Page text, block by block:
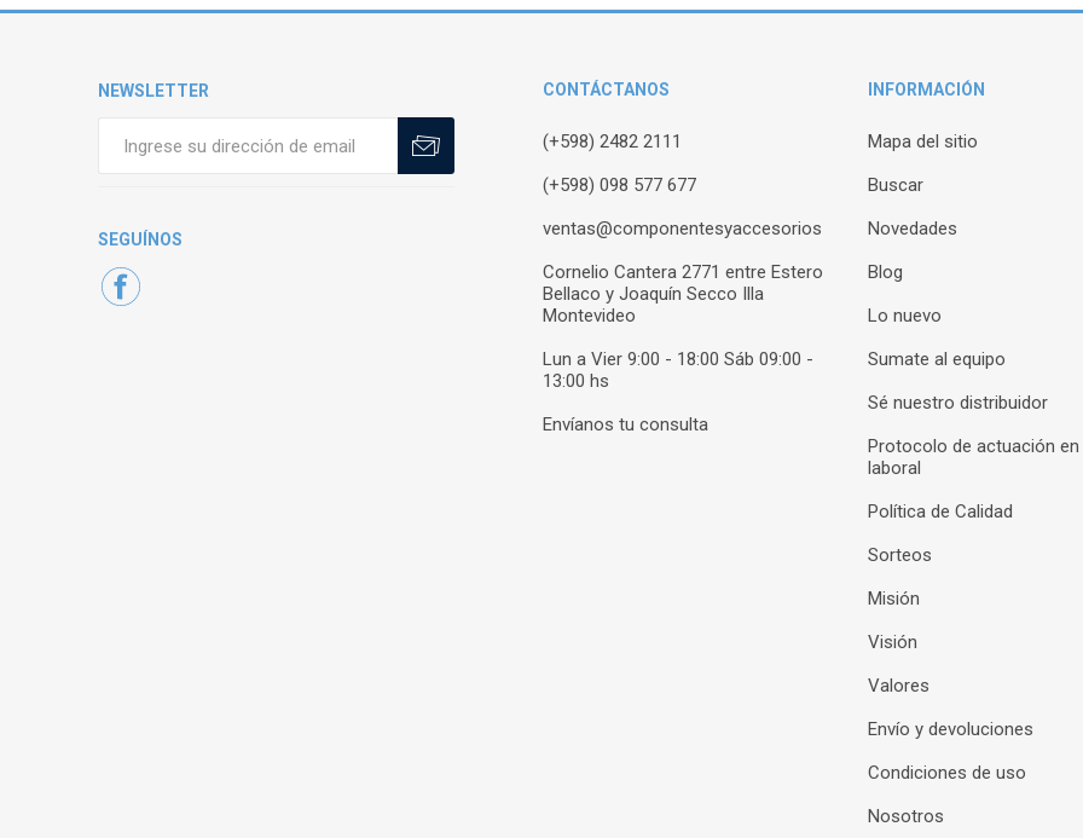
NEWSLETTER
SEGUÍNOS
CONTÁCTANOS
(+598) 2482 2111
(+598) 098 577 677
ventas@componentesyaccesorios
Cornelio Cantera 2771 entre Estero
Bellaco y Joaquín Secco Illa
Montevideo
Lun a Vier 9:00 - 18:00 Sáb 09:00 -
13:00 hs
Envíanos tu consulta
INFORMACIÓN
Mapa del sitio
Buscar
Novedades
Blog
Lo nuevo
Sumate al equipo
Sé nuestro distribuidor
Protocolo de actuación
laboral
Política de Calidad
Sorteos
Misión
Visión
Valores
Envío y devoluciones
Condiciones de uso
Nosotros